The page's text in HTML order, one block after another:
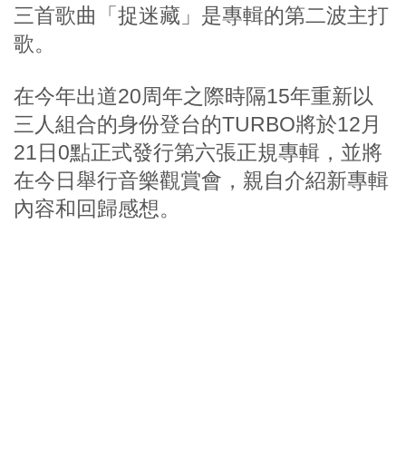
三首歌曲「捉迷藏」是專輯的第二波主打
歌。
在今年出道20周年之際時隔15年重新以
三人組合的身份登台的TURBO將於12月
21日0點正式發行第六張正規專輯，並將
在今日舉行音樂觀賞會，親自介紹新專輯
內容和回歸感想。